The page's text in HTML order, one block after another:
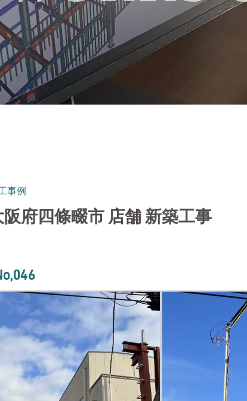
事例
阪府四條畷市 店舗 新築工事